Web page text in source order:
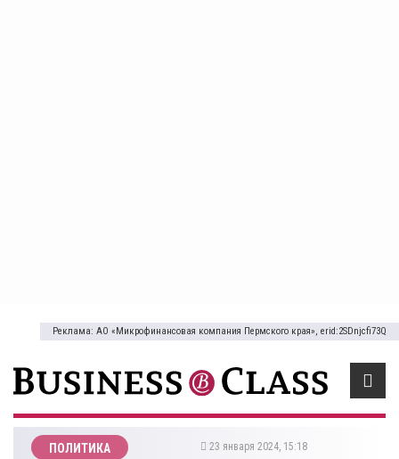
Реклама: АО «Микрофинансовая компания Пермского края», erid:2SDnjcfi73Q
ПОЛИТИКА 23 января 2024, 15:18